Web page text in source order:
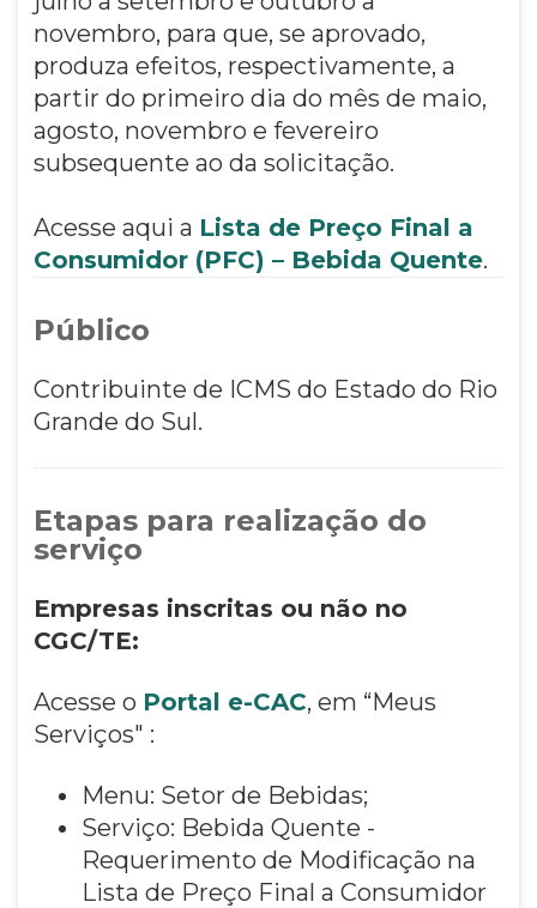
novembro, para que, se aprovado,
produza efeitos, respectivamente, a
partir do primeiro dia do mês de maio,
agosto, novembro e fevereiro
subsequente ao da solicitação.
Acesse aqui a Lista de Preço Final a
Consumidor (PFC) – Bebida Quente.
Público
Contribuinte de ICMS do Estado do Rio
Grande do Sul.
Etapas para realização do
serviço
Empresas inscritas ou não no
CGC/TE:
Acesse o Portal e-CAC, em “Meus
Serviços" :
Menu: Setor de Bebidas;
Serviço: Bebida Quente -
Requerimento de Modificação na
Lista de Preço Final a Consumidor